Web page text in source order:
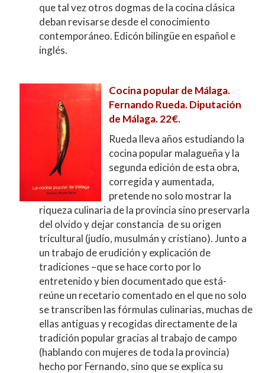
que tal vez otros dogmas de la cocina clásica
deban revisarse desde el conocimiento
contemporáneo. Edicón bilingüe en español e
inglés.
Cocina popular de Málaga.
Fernando Rueda. Diputación
de Málaga. 22€.
Rueda lleva años estudiando la
cocina popular malagueña y la
segunda edición de esta obra,
corregida y aumentada,
pretende no solo mostrar la
riqueza culinaria de la provincia sino preservarla
del olvido y dejar constancia de su origen
tricultural (judío, musulmán y cristiano). Junto a
un trabajo de erudición y explicación de
tradiciones –que se hace corto por lo
entretenido y bien documentado que está-
reúne un recetario comentado en el que no solo
se transcriben las fórmulas culinarias, muchas de
ellas antiguas y recogidas directamente de la
tradición popular gracias al trabajo de campo
(hablando con mujeres de toda la provincia)
hecho por Fernando, sino que se explica su